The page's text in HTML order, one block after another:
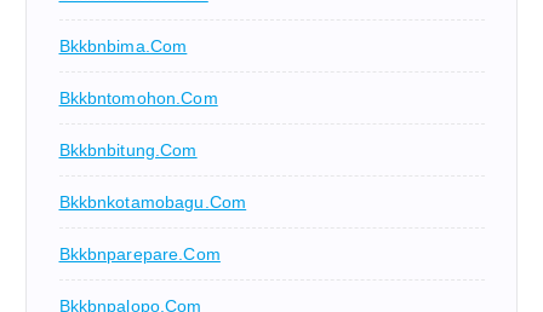
Bkkbnbima.com
Bkkbntomohon.com
Bkkbnbitung.com
Bkkbnkotamobagu.com
Bkkbnparepare.com
Bkkbnpalopo.com